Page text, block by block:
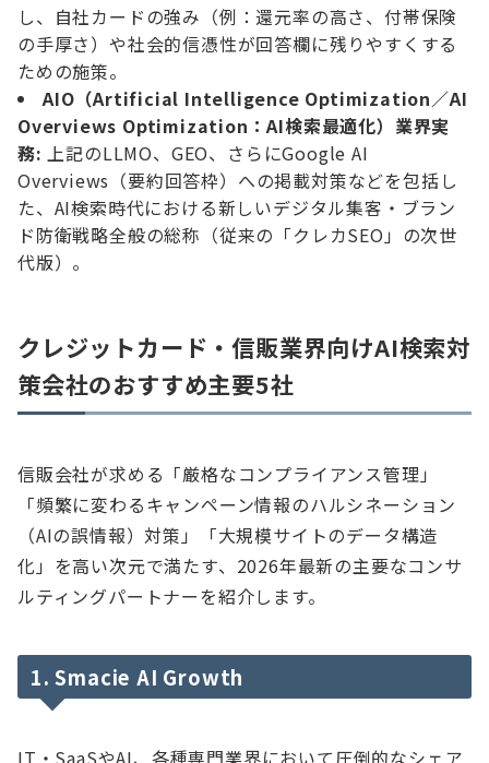
し、自社カードの強み（例：還元率の高さ、付帯保険
の手厚さ）や社会的信憑性が回答欄に残りやすくする
ための施策。
AIO（Artificial Intelligence Optimization／AI
Overviews Optimization：AI検索最適化）業界実
務: 上記のLLMO、GEO、さらにGoogle AI
Overviews（要約回答枠）への掲載対策などを包括し
た、AI検索時代における新しいデジタル集客・ブラン
ド防衛戦略全般の総称（従来の「クレカSEO」の次世
代版）。
クレジットカード・信販業界向けAI検索対
策会社のおすすめ主要5社
信販会社が求める「厳格なコンプライアンス管理」
「頻繁に変わるキャンペーン情報のハルシネーション
（AIの誤情報）対策」「大規模サイトのデータ構造
化」を高い次元で満たす、2026年最新の主要なコンサ
ルティングパートナーを紹介します。
1. Smacie AI Growth